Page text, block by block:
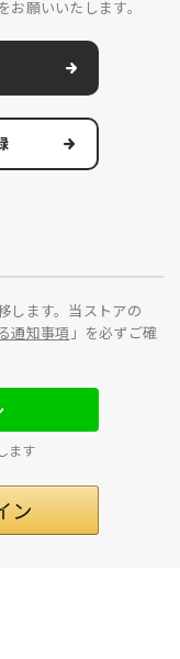
願いいたします。
します。当ストアの
通知事項 」を必ずご確
ます